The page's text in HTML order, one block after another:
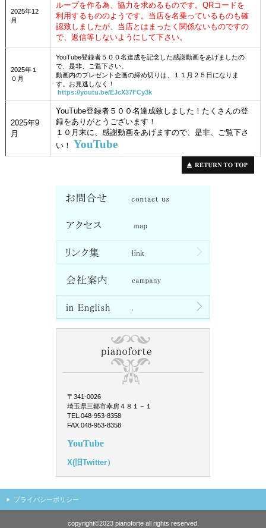
2025年12
月
ループを作る為、協力を求めるものです。QRコードを
利用するもののようです。当店を名乗っているものも確
認致しましたが、当店とはまったく関係ないものですの
で、返信等しないようにして下さい。
2025年１
０月
YouTube登録者５００名達成を記念した感謝動画をあげましたの
で、是非、ご覧下さい。
動画内のプレゼント企画の締め切りは、１１月２５日になりま
す。お見逃しなく！
https://youtu.be/EJcX37FCy3k
2025年9
月
YouTube登録者５００名達成致しました！たくさんの登
録をありがとうございます！
１０月末に、感謝動画をあげますので、是非、ご覧下さ
い！ YouTube
〒341-0026
埼玉県三郷市幸房４８１－１
TEL.048-953-8358
FAX.048-953-8358
YouTube
X(旧Twitter）
プライバシーポリシー
copyright©2023 pianoforte all rights reserved.